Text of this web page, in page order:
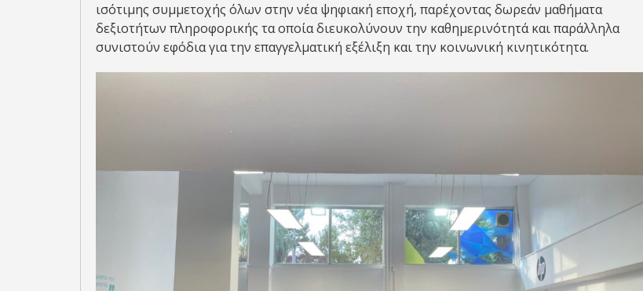
ισότιμης συμμετοχής όλων στην νέα ψηφιακή εποχή, παρέχοντας δωρεάν μαθήματα
δεξιοτήτων πληροφορικής τα οποία διευκολύνουν την καθημερινότητά και παράλληλα
συνιστούν εφόδια για την επαγγελματική εξέλιξη και την κοινωνική κινητικότητα.